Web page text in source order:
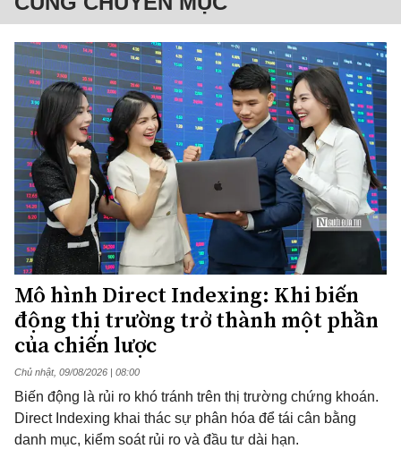
Mô hình Direct Indexing: Khi biến
động thị trường trở thành một phần
của chiến lược
Chủ nhật, 09/08/2026 | 08:00
Biến động là rủi ro khó tránh trên thị trường chứng khoán.
Direct Indexing khai thác sự phân hóa để tái cân bằng
danh mục, kiểm soát rủi ro và đầu tư dài hạn.